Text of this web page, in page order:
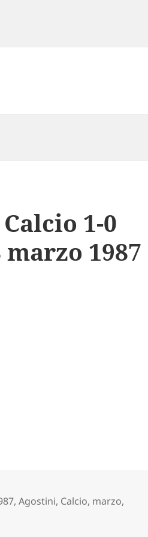
1-0
1987
,Agostini, Calcio, marzo,